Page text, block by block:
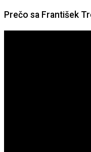
Prečo sa František